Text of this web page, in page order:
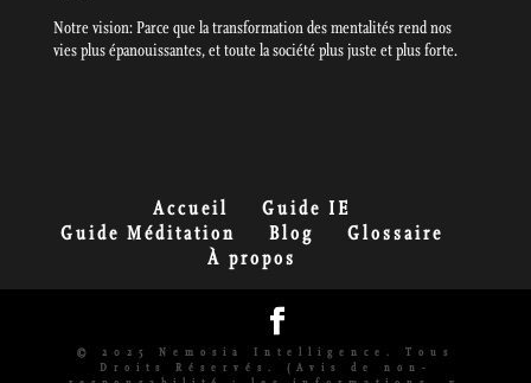
Notre vision: Parce que la transformation des mentalités rend nos
vies plus épanouissantes, et toute la société plus juste et plus forte.
Accueil
Guide IE
Guide Méditation
Blog
Glossaire
À propos
© 2025 Nemosia Intelligence. Tous
Droits Réservés. (Avis de non-